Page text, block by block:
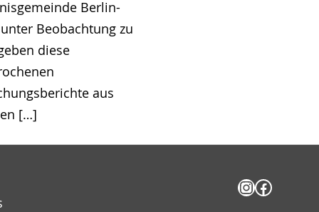
Berlin-
Beobachtung zu
diese
aus
[…]
Instagram